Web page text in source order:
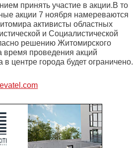
принять участие в акции.В то
акции 7 ноября намереваются
активисты областных
и Социалистической
решению Житомирского
время проведения акций
центре города будет ограничено.